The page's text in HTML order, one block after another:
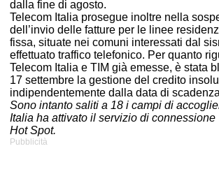
dalla fine di agosto.
Telecom Italia prosegue inoltre nella
dell’invio delle fatture per le linee
fissa, situate nei comuni interessati dal
effettuato traffico telefonico. Per quanto
Telecom Italia e TIM già emesse, è stata
17 settembre la gestione del credito
indipendentemente dalla data di
Sono intanto saliti a 18 i campi di
Italia ha attivato il servizio di
Hot Spot.
Pubblicità